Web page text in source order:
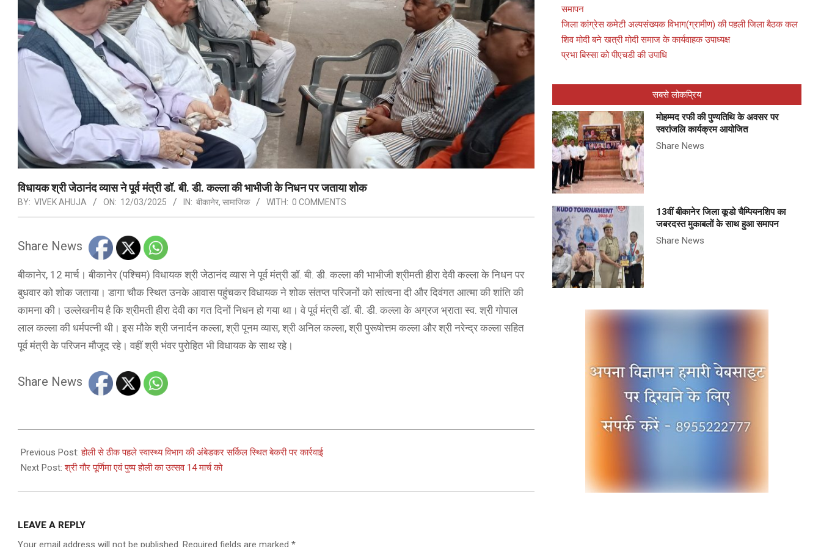
विधायक श्री जेठानंद व्यास ने पूर्व मंत्री डॉ. बी. डी. कल्ला की भाभीजी के निधन पर जताया शोक
BY: VIVEK AHUJA ON: 12/03/2025 IN: बीकानेर, सामाजिक WITH: 0 COMMENTS
Share News
बीकानेर, 12 मार्च। बीकानेर (पश्चिम) विधायक श्री जेठानंद व्यास ने पूर्व मंत्री डॉ. बी. डी. कल्ला की भाभीजी श्रीमती हीरा देवी कल्ला के निधन पर
बुधवार को शोक जताया। डागा चौक स्थित उनके आवास पहुंचकर विधायक ने शोक संतप्त परिजनों को सांत्वना दी और दिवंगत आत्मा की शांति की
कामना की। उल्लेखनीय है कि श्रीमती हीरा देवी का गत दिनों निधन हो गया था। वे पूर्व मंत्री डॉ. बी. डी. कल्ला के अग्रज भ्राता स्व. श्री गोपाल
लाल कल्ला की धर्मपत्नी थी। इस मौके श्री जनार्दन कल्ला, श्री पूनम व्यास, श्री अनिल कल्ला, श्री पुरूषोत्तम कल्ला और श्री नरेन्द्र कल्ला सहित
पूर्व मंत्री के परिजन मौजूद रहे। वहीं श्री भंवर पुरोहित भी विधायक के साथ रहे।
Share News
03-
12
Previous Post:होली से ठीक पहले स्वास्थ्य विभाग की अंबेडकर सर्किल स्थित बेकरी पर कार्रवाई
Next Post:श्री गौर पूर्णिमा एवं पुष्प होली का उत्सव 14 मार्च को
LEAVE A REPLY
Your email address will not be published. Required fields are marked *
समापन
जिला कांग्रेस कमेटी अल्पसंख्यक विभाग(ग्रामीण) की पहली जिला बैठक कल
शिव मोदी बने खत्री मोदी समाज के कार्यवाहक उपाध्यक्ष
प्रभा बिस्सा को पीएचडी की उपाधि
सबसे लोकप्रिय
मोहम्मद रफी की पुण्यतिथि के अवसर पर
स्वरांजलि कार्यक्रम आयोजित
Share News
13वीं बीकानेर जिला कूडो चैम्पियनशिप का
जबरदस्त मुकाबलों के साथ हुआ समापन
Share News